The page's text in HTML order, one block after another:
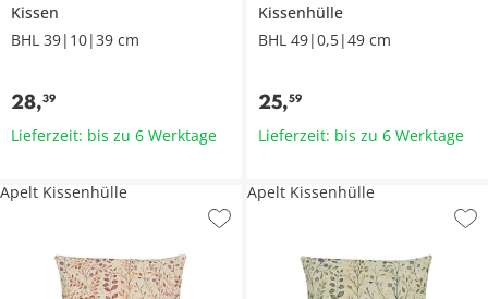
Kissen
BHL 39|10|39 cm
28,39
Lieferzeit: bis zu 6 Werktage
Kissenhülle
BHL 49|0,5|49 cm
25,59
Lieferzeit: bis zu 6 Werktage
Apelt Kissenhülle Apelt Kissenhülle